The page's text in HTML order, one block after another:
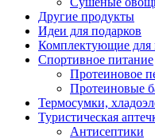
Другие продукты
Идеи для подарков
Комплектующие для
Спортивное питание
Протеиновое
Протеиновые
Термосумки,
Туристическая
Антисептики